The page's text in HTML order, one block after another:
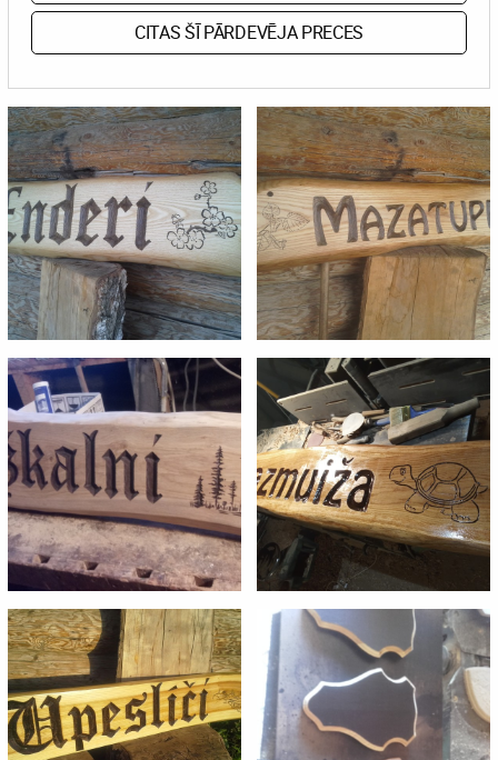
CITAS ŠĪ PĀRDEVĒJA PRECES